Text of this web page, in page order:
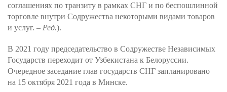
соглашениях по транзиту в рамках СНГ и по беспошлинной
торговле внутри Содружества некоторыми видами товаров
и услуг. – Ред.).
В 2021 году председательство в Содружестве Независимых
Государств переходит от Узбекистана к Белоруссии.
Очередное заседание глав государств СНГ запланировано
на 15 октября 2021 года в Минске.